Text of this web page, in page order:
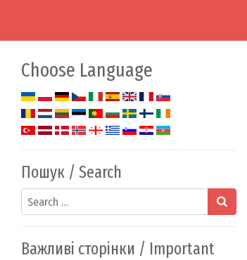
Choose Language
Пошук / Search
Search
Важливі сторінки / Important